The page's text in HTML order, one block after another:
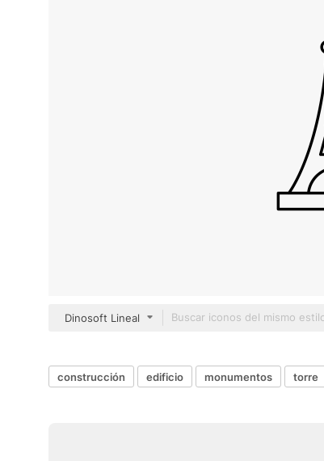
Dinosoft Lineal
construcción edificio monumentos torre